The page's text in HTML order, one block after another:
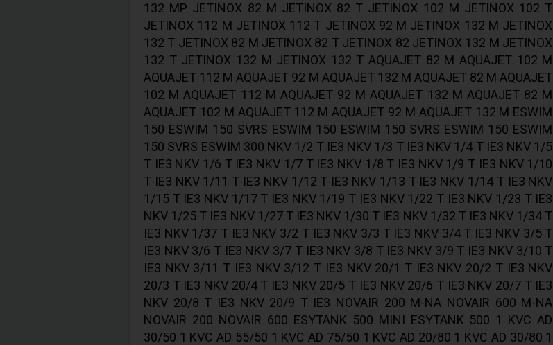
132 MP JETINOX 82 M JETINOX 82 T JETINOX 102 M JETINOX 102 T
JETINOX 112 M JETINOX 112 T JETINOX 92 M JETINOX 132 M JETINOX
132 T JETINOX 82 M JETINOX 82 T JETINOX 82 JETINOX 132 M JETINOX
132 T JETINOX 132 M JETINOX 132 T AQUAJET 82 M AQUAJET 102 M
AQUAJET 112 M AQUAJET 92 M AQUAJET 132 M AQUAJET 82 M AQUAJET
102 M AQUAJET 112 M AQUAJET 92 M AQUAJET 132 M AQUAJET 82 M
AQUAJET 102 M AQUAJET 112 M AQUAJET 92 M AQUAJET 132 M ESWIM
150 ESWIM 150 SVRS ESWIM 150 ESWIM 150 SVRS ESWIM 150 ESWIM
150 SVRS ESWIM 300 NKV 1/2 T IE3 NKV 1/3 T IE3 NKV 1/4 T IE3 NKV 1/5
T IE3 NKV 1/6 T IE3 NKV 1/7 T IE3 NKV 1/8 T IE3 NKV 1/9 T IE3 NKV 1/10
T IE3 NKV 1/11 T IE3 NKV 1/12 T IE3 NKV 1/13 T IE3 NKV 1/14 T IE3 NKV
1/15 T IE3 NKV 1/17 T IE3 NKV 1/19 T IE3 NKV 1/22 T IE3 NKV 1/23 T IE3
NKV 1/25 T IE3 NKV 1/27 T IE3 NKV 1/30 T IE3 NKV 1/32 T IE3 NKV 1/34 T
IE3 NKV 1/37 T IE3 NKV 3/2 T IE3 NKV 3/3 T IE3 NKV 3/4 T IE3 NKV 3/5 T
IE3 NKV 3/6 T IE3 NKV 3/7 T IE3 NKV 3/8 T IE3 NKV 3/9 T IE3 NKV 3/10 T
IE3 NKV 3/11 T IE3 NKV 3/12 T IE3 NKV 20/1 T IE3 NKV 20/2 T IE3 NKV
20/3 T IE3 NKV 20/4 T IE3 NKV 20/5 T IE3 NKV 20/6 T IE3 NKV 20/7 T IE3
NKV 20/8 T IE3 NKV 20/9 T IE3 NOVAIR 200 M-NA NOVAIR 600 M-NA
NOVAIR 200 NOVAIR 600 ESYTANK 500 MINI ESYTANK 500 1 KVC AD
30/50 1 KVC AD 55/50 1 KVC AD 75/50 1 KVC AD 20/80 1 KVC AD 30/80 1